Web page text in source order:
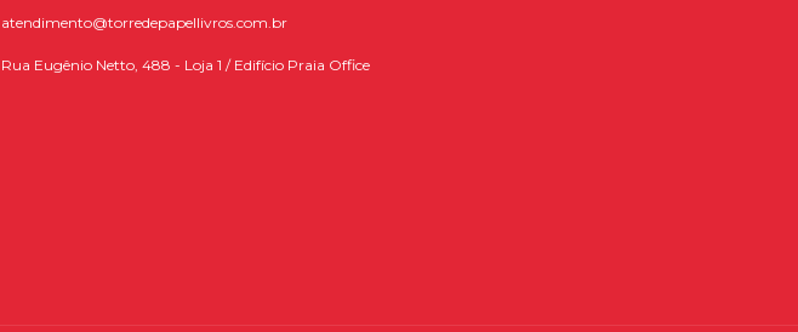
atendimento@torredepapellivros.com.br
Rua Eugênio Netto, 488 - Loja 1 / Edifício Praia Office